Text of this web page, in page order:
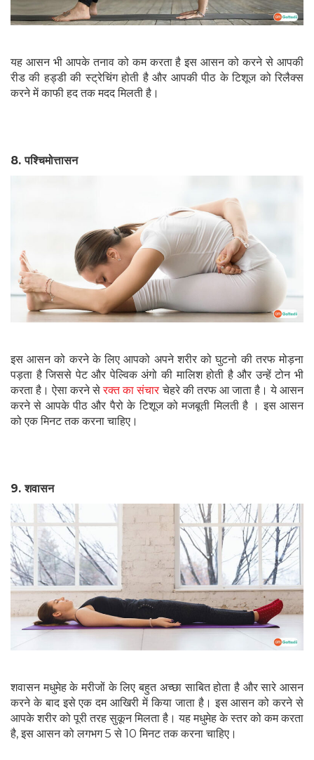
यह आसन भी आपके तनाव को कम करता है इस आसन को करने से आपकी
रीड की हड्डी की स्ट्रेचिंग होती है और आपकी पीठ के टिशूज को रिलैक्स
करने में काफी हद तक मदद मिलती है।
8. पश्चिमोत्तासन
इस आसन को करने के लिए आपको अपने शरीर को घुटनो की तरफ मोड़ना
पड़ता है जिससे पेट और पेल्विक अंगो की मालिश होती है और उन्हें टोन भी
करता है। ऐसा करने सेरक्त का संचारचेहरे की तरफ आ जाता है। ये आसन
करने से आपके पीठ और पैरो के टिशूज को मजबूती मिलती है । इस आसन
को एक मिनट तक करना चाहिए।
9. शवासन
शवासन मधुमेह के मरीजों के लिए बहुत अच्छा साबित होता है और सारे आसन
करने के बाद इसे एक दम आखिरी में किया जाता है। इस आसन को करने से
आपके शरीर को पूरी तरह सुकून मिलता है। यह मधुमेह के स्तर को कम करता
है, इस आसन को लगभग 5 से 10 मिनट तक करना चाहिए।